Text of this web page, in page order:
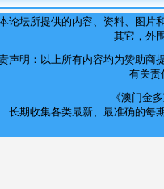
论坛所提供的内容、资料、图
其它，外
声明：以上所有内容均为赞助商
有关责
《澳门金
长期收集各类最新、最准确的每